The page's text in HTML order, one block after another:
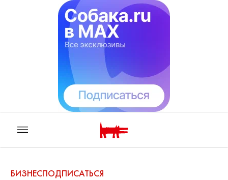
БИЗНЕСПОДПИСАТЬСЯ